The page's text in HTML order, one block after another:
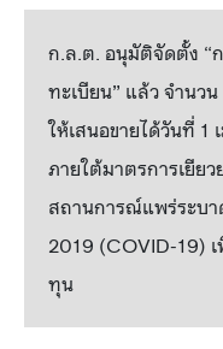
ก.ล.ต. อนุมัติจัดตั้ง “
ทะเบียน” แล้ว จำนว
ให้เสนอขายได้วันที่
ภายใต้มาตรการเยีย
สถานการณ์แพร่ระบา
2019 (COVID-19)
ทุน